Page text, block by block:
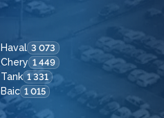
Haval 3 073
Chery 1 449
Tank 1 331
Baic 1 015